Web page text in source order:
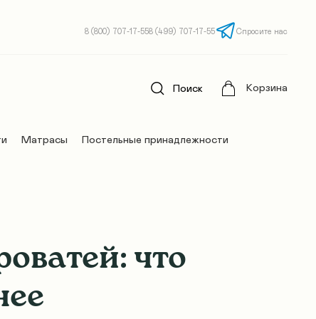
8 (800) 707-17-558 (499) 707-17-55 Спросите нас
Поиск Корзина
Матрасы Постельные принадлежности
что